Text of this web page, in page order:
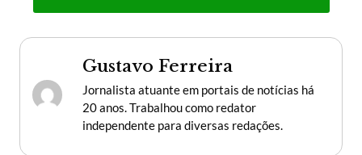
Gustavo Ferreira
Jornalista atuante em portais de notícias há
20 anos. Trabalhou como redator
independente para diversas redações.